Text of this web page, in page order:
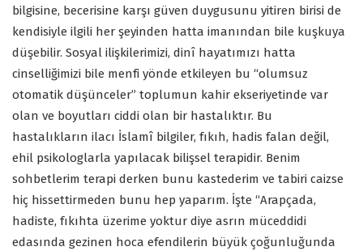
bilgisine, becerisine karşı güven duygusunu yitiren birisi de
kendisiyle ilgili her şeyinden hatta imanından bile kuşkuya
düşebilir. Sosyal ilişkilerimizi, dinî hayatımızı hatta
cinselliğimizi bile menfi yönde etkileyen bu “olumsuz
otomatik düşünceler” toplumun kahir ekseriyetinde var
olan ve boyutları ciddi olan bir hastalıktır. Bu
hastalıkların ilacı İslamî bilgiler, fıkıh, hadis falan değil,
ehil psikologlarla yapılacak bilişsel terapidir. Benim
sohbetlerim terapi derken bunu kastederim ve tabiri caizse
hiç hissettirmeden bunu hep yaparım. İşte “Arapçada,
hadiste, fıkıhta üzerime yoktur diye asrın müceddidi
edasında gezinen hoca efendilerin büyük çoğunluğunda